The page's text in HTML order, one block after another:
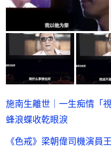
施南生離世｜一生痴情「
蜂浪蝶收乾眼淚
《色戒》梁朝偉司機演